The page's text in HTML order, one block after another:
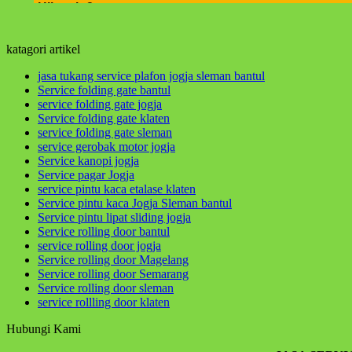
Hikmah 2
perbaiki diri dan memohon ampun atas dosa-dosa
Hikmah 3
jika engkau berbuat baik,berarti berbuat baik untuk
yang tertukar atau meleset jangan pernah salahkan
hikmah 4
Apabila telah ditunaikan sholat,maka bertebaranlah
Sahabatku..karunia Allah tak hanya berbentuk
katagori artikel
jasa tukang service plafon jogja sleman bantul
Service folding gate bantul
service folding gate jogja
Service folding gate klaten
service folding gate sleman
service gerobak motor jogja
Service kanopi jogja
Service pagar Jogja
service pintu kaca etalase klaten
Service pintu kaca Jogja Sleman bantul
Service pintu lipat sliding jogja
Service rolling door bantul
service rolling door jogja
Service rolling door Magelang
Service rolling door Semarang
Service rolling door sleman
service rollling door klaten
Hubungi Kami